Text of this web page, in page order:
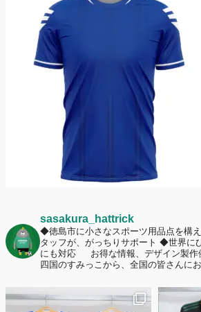
名前入りユニフォームで子どもの自信が「プラ
護者は約67%！「やや高いと感じたが納得して
する声も32.7%に！
2026年6月15日
応援ユニフォーム、約53％が「会場に一体感が
ームへの愛情が伝わる応援スタイルとは？
sasakura_hattrick
◆徳島市に小さなスポーツ用品点を構
タッフが、がっちりサポート ◆世界に
にも対応
お得な情報、デザイン製
四国のすみっこから、全国の皆さんに